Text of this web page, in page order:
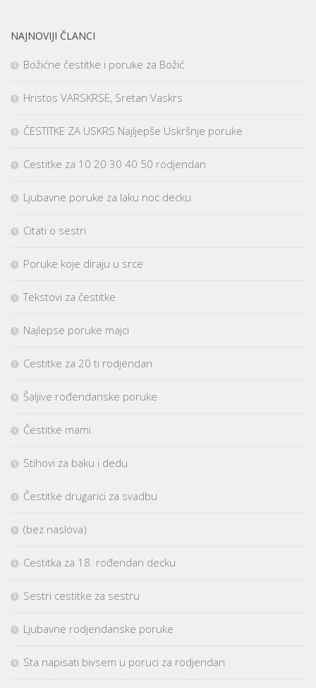
NAJNOVIJI ČLANCI
Božićne čestitke i poruke za Božić
Hristos VARSKRSE, Sretan Vaskrs
ČESTITKE ZA USKRS Najljepše Uskršnje poruke
Cestitke za 10 20 30 40 50 rodjendan
Ljubavne poruke za laku noc decku
Citati o sestri
Poruke koje diraju u srce
Tekstovi za čestitke
Najlepse poruke majci
Cestitke za 20 ti rodjendan
Šaljive rođendanske poruke
Čestitke mami
Stihovi za baku i dedu
Čestitke drugarici za svadbu
(bez naslova)
Cestitka za 18. rođendan decku
Sestri cestitke za sestru
Ljubavne rodjendanske poruke
Sta napisati bivsem u poruci za rodjendan